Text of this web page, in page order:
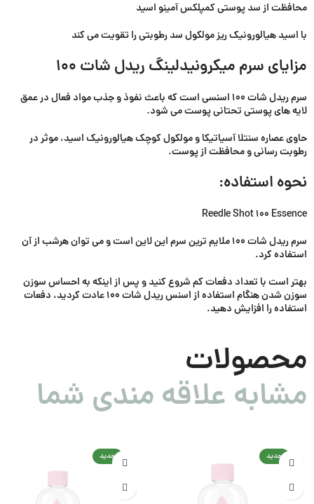
محافظت از سد پوستی کمپلکس آمینو اسید
با اسید هیالورونیک ریز مولکول سد رطوبتی را تقویت می کند
مزایای سرم میکرونیدلینگ ریدل شات 100
سرم ریدل شات 100 اسنسی است که باعث نفوذ و جذب مواد فعال در عمق
لایه های پوستی تحتانی پوست می شود.
حاوی عصاره سنتلا آسیاتیکا و مولکول کوچک هیالورونیک اسید، موثر در
رطوبت رسانی و محافظت از پوست.
نحوه استفاده:
Reedle Shot 100 Essence
سرم ریدل شات 100 ملایم ترین سرم این لاین است و می توان هرشب از آن
استفاده کرد.
بهتر است با تعداد دفعات کم شروع کنید و پس از اینکه به احساس سوزن
سوزن شدن هنگام استفاده از اسنس ریدل شات 100 عادت کردید، دفعات
استفاده را افزایش دهید.
محصولات
مشابه علاقه مندی شما
جدید جدید